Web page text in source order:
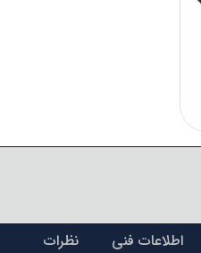
اطلاعات فنی نظرات